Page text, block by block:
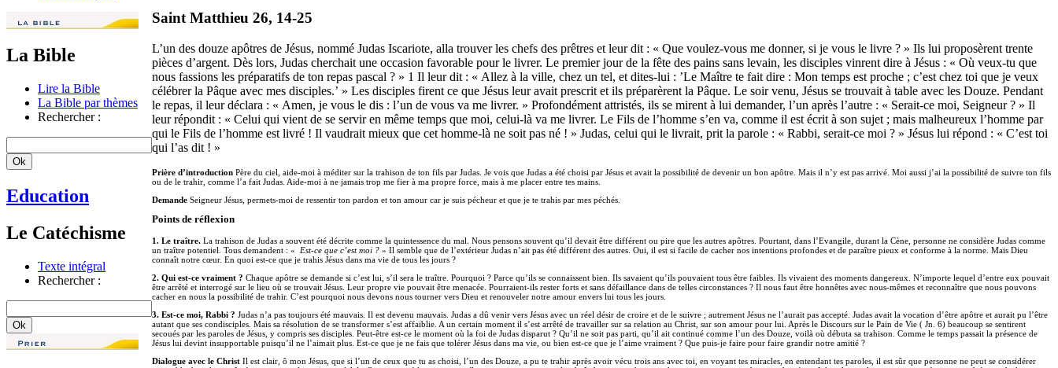
La Bible
Lire la Bible
La Bible par thèmes
Rechercher :
Education
Le Catéchisme
Texte intégral
Rechercher :
Saint Matthieu 26, 14-25
L’un des douze apôtres de Jésus, nommé Judas Iscariote, alla trouver les chefs des prêtres et leur dit : « Que voulez-vous me donner, si je vous le livre ? » Ils lui proposèrent trente
pièces d’argent. Dès lors, Judas cherchait une occasion favorable pour le livrer. Le premier jour de la fête des pains sans levain, les disciples vinrent dire à Jésus : « Où veux-tu que
nous fassions les préparatifs de ton repas pascal ? » 1 Il leur dit : « Allez à la ville, chez un tel, et dites-lui : ’Le Maître te fait dire : Mon temps est proche ; c’est chez toi que je veux
célébrer la Pâque avec mes disciples.’ » Les disciples firent ce que Jésus leur avait prescrit et ils préparèrent la Pâque. Le soir venu, Jésus se trouvait à table avec les Douze. Pendant
le repas, il leur déclara : « Amen, je vous le dis : l’un de vous va me livrer. » Profondément attristés, ils se mirent à lui demander, l’un après l’autre : « Serait-ce moi, Seigneur ? » Il
leur répondit : « Celui qui vient de se servir en même temps que moi, celui-là va me livrer. Le Fils de l’homme s’en va, comme il est écrit à son sujet ; mais malheureux l’homme par
qui le Fils de l’homme est livré ! Il vaudrait mieux que cet homme-là ne soit pas né ! » Judas, celui qui le livrait, prit la parole : « Rabbi, serait-ce moi ? » Jésus lui répond : « C’est toi
qui l’as dit ! »
Prière d’introduction Père du ciel, aide-moi à méditer sur la trahison de ton fils par Judas. Je vois que Judas a été choisi par Jésus et avait la possibilité de devenir un bon apôtre. Mais il n’y est pas arrivé. Moi aussi j’ai la possibilité de suivre ton fils
ou de le trahir, comme l’a fait Judas. Aide-moi à ne jamais trop me fier à ma propre force, mais à me placer entre tes mains.
Demande Seigneur Jésus, permets-moi de ressentir ton pardon et ton amour car je suis pécheur et que je te trahis par mes péchés.
Points de réflexion
1. Le traître. La trahison de Judas a souvent été décrite comme la quintessence du mal. Nous pensons souvent qu’il devait être différent ou pire que les autres apôtres. Pourtant, dans l’Evangile, durant la Cène, personne ne considère Judas comme
un traître potentiel. Tous demandent : «
Est-ce que c’est moi ? » Il semble que de l’extérieur Judas n’ait pas été différent des autres. Oui, il est si facile de cacher nos intentions profondes et de paraître pieux et conforme à la norme. Mais Dieu
connaît notre cœur. En quoi est-ce que je trahis Jésus dans ma vie de tous les jours ?
2. Qui est-ce vraiment ? Chaque apôtre se demande si c’est lui, s’il sera le traître. Pourquoi ? Parce qu’ils se connaissent bien. Ils savaient qu’ils pouvaient tous être faibles. Ils vivaient des moments dangereux. N’importe lequel d’entre eux pouvait
être arrêté et interrogé sur le lieu où se trouvait Jésus. Leur propre vie pouvait être menacée. Pourraient-ils rester forts et sans défaillance dans de telles circonstances ? Il nous faut être honnêtes avec nous-mêmes et reconnaître que nous pouvons
cacher en nous la possibilité de trahir. C’est pourquoi nous devons nous tourner vers Dieu et renouveler notre amour envers lui tous les jours.
3. Est-ce moi, Rabbi ? Judas n’a pas toujours été mauvais. Il est devenu mauvais. Judas a dû venir vers Jésus avec un réel désir de croire et de le suivre ; autrement Jésus ne l’aurait pas accepté. Judas avait la vocation d’être apôtre et aurait pu l’être
autant que ses condisciples. Mais sa résolution de se transformer s’est affaiblie. A un certain moment il s’est arrêté de travailler sur sa relation au Christ, sur son amour pour lui. Après le Discours sur le Pain de Vie ( Jn. 6) beaucoup se sentirent
secoués par les paroles de Jésus, y compris ses disciples. Peut-être est-ce le moment où la foi de Judas disparut ? Qu’il ne soit pas parti, qu’il ait continué comme l’un des Douze, voilà où débuta sa trahison. Comme le temps passait la présence de
Jésus lui devint insupportable puisqu’il ne l’aimait plus. Est-ce que je ne fais que tolérer Jésus dans ma vie, ou bien est-ce que je l’aime vraiment ? Que puis-je faire pour faire grandir notre amitié ?
Dialogue avec le Christ Il est clair, ô mon Jésus, que si l’un de ceux que tu as choisi, l’un des Douze, a pu te trahir après avoir vécu trois ans avec toi, en voyant tes miracles, en entendant tes paroles, il est sûr que personne ne peut se considérer